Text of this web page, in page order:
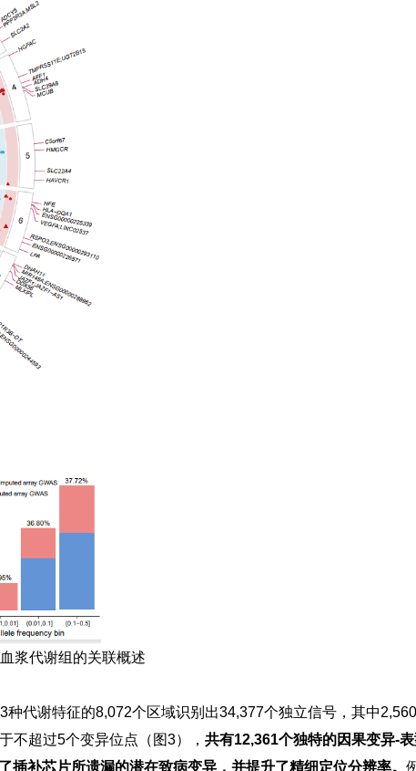
浆代谢组的关联概述
代谢特征的8,072个区域识别出34,377个独立信号，其中2,560
不超过5个变异位点（图3）， 共有12,361个独特的因果变异-
补芯片所遗漏的潜在致病变异，并提升了精细定位分辨率。